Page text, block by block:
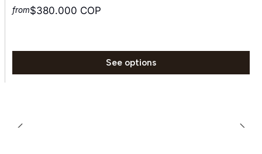
from$380.000 COP
See options